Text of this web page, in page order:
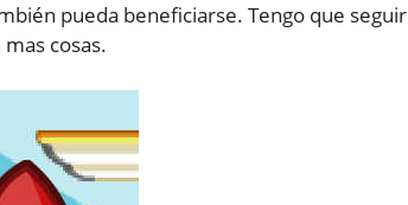
pueda beneficiarse. Tengo que seguir
cosas.